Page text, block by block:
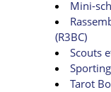
Mini-
(R3BC)
Scouts
Tarot